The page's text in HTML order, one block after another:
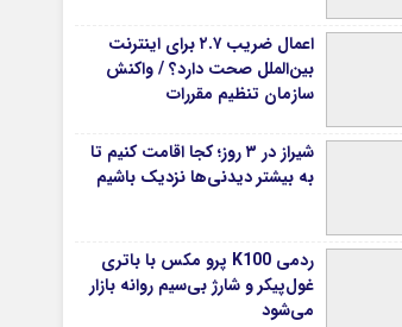
اعمال ضریب ۲.۷ برای اینترنت
بین‌الملل صحت دارد؟ / واکنش
سازمان تنظیم مقررات
شیراز در ۳ روز؛ کجا اقامت کنیم تا
به بیشتر دیدنی‌ها نزدیک باشیم
ردمی K100 پرو مکس با باتری
غول‌پیکر و شارژ بی‌سیم روانه بازار
می‌شود